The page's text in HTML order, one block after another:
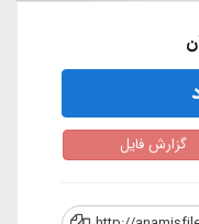
گزارش فایل